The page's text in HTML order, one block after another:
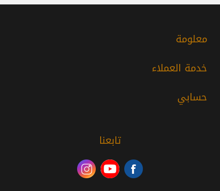
معلومة
خدمة العملاء
حسابي
تابعنا